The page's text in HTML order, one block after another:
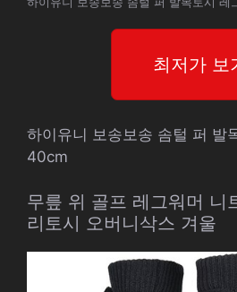
최저가 보
하이유니 보송보송 솜털 퍼 발
40cm
무릎 위 골프 레그워머 니
리토시 오버니삭스 겨울